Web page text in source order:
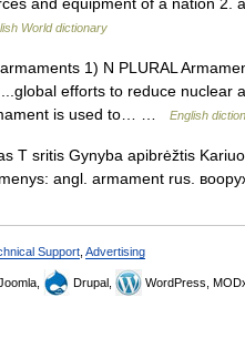
World dictionary
1) N PLURAL
efforts to reduce nuclear
is used to… …
English
T sritis Gynyba apibrėžtis
angl. armament rus.
Support Advertising
Drupal, WordPress,